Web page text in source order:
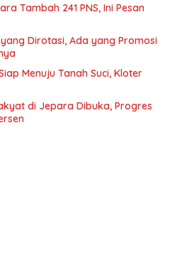
Tambah 241 PNS, Ini Pesan
Dirotasi, Ada yang Promosi
Menuju Tanah Suci, Kloter
di Jepara Dibuka, Progres